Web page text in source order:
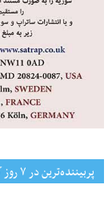
پربیننده‌ترین‌ در ۷ روز گذشته